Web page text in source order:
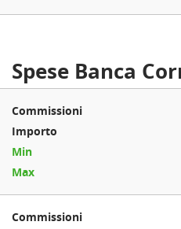
Spese Banca